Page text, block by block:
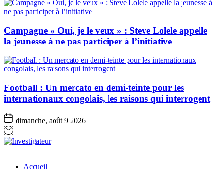
Campagne « Oui, je le veux » : Steve Lolele appelle
la jeunesse à ne pas participer à l’initiative
Football : Un mercato en demi-teinte pour les
internationaux congolais, les raisons qui interrogent
dimanche, août 9 2026
Accueil